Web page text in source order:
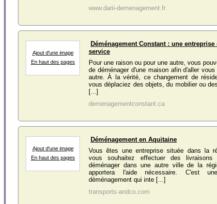
www.darii-demenagement.fr
Ajout d'une image
En haut des pages
Déménagement Constant : une
service
Pour une raison ou pour une autre, vous
de déménager d'une maison afin d'aller
autre. À la vérité, ce changement de
vous déplaciez des objets, du mobilier ou
[...]
demenagementconstant.ca
Ajout d'une image
En haut des pages
Déménagement en Aquitaine
Vous êtes une entreprise située dans la
vous souhaitez effectuer des
déménager dans une autre ville de la
apportera l'aide nécessaire. C'est
déménagement qui inte [...]
transports-andco.com